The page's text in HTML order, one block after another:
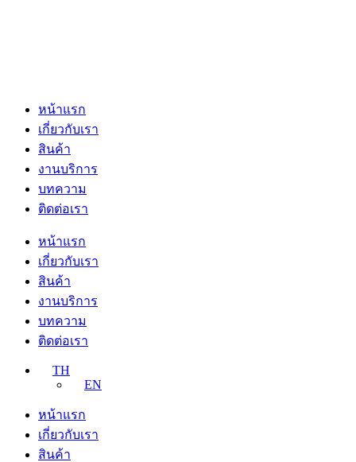
หน้าแรก
เกี่ยวกับเรา
สินค้า
งานบริการ
บทความ
ติดต่อเรา
หน้าแรก
เกี่ยวกับเรา
สินค้า
งานบริการ
บทความ
ติดต่อเรา
TH
EN
หน้าแรก
เกี่ยวกับเรา
สินค้า